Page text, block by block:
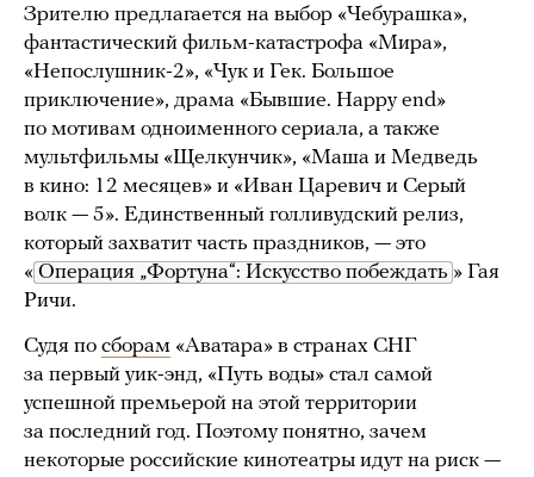
Зрителю предлагается на выбор «Чебурашка»,
фантастический фильм-катастрофа «Мира»,
«Непослушник-2», «Чук и Гек. Большое
приключение», драма «Бывшие. Happy end»
по мотивам одноименного сериала, а также
мультфильмы «Щелкунчик», «Маша и Медведь
в кино: 12 месяцев» и «Иван Царевич и Серый
волк — 5». Единственный голливудский релиз,
который захватит часть праздников, — это
« Операция „Фортуна“: Искусство побеждать » Гая
Ричи.
Судя по сборам «Аватара» в странах СНГ
за первый уик-энд, «Путь воды» стал самой
успешной премьерой на этой территории
за последний год. Поэтому понятно, зачем
некоторые российские кинотеатры идут на риск —